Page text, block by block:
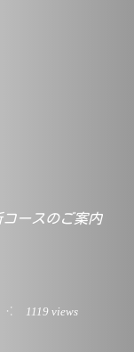
ースのご案内
1119 views